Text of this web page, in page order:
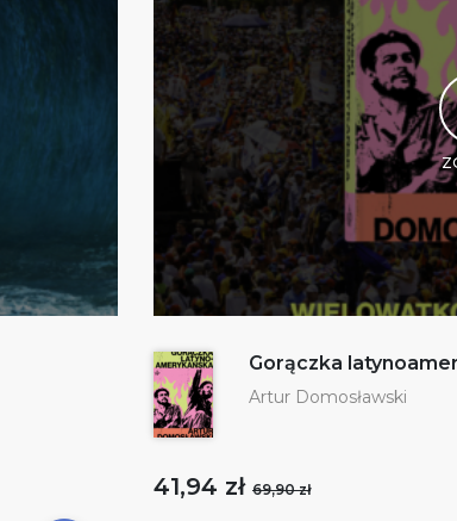
Gorączka
Artur Domosławski
41,94 zł 69,90 zł